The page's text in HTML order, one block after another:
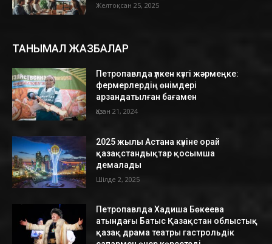
Желтоқсан 25, 2025
ТАНЫМАЛ ЖАЗБАЛАР
Петропавлда үлкен күзгі жәрмеңке:
фермерлердің өнімдері
арзандатылған бағамен
Қазан 21, 2024
2025 жылы Астана күніне орай
қазақстандықтар қосымша
демалады
Шілде 2, 2025
Петропавлда Хадиша Бөкеева
атындағы Батыс Қазақстан облыстық
қазақ драма театры гастрольдік